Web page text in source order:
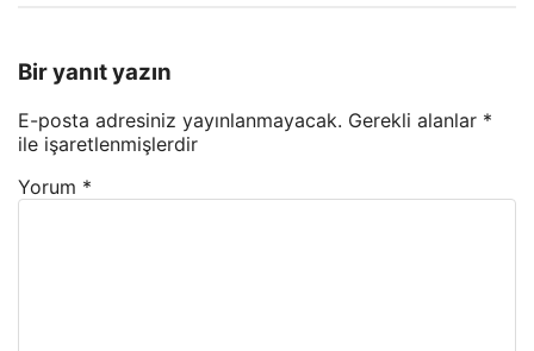
Bir yanıt yazın
E-posta adresiniz yayınlanmayacak. Gerekli alanlar *
ile işaretlenmişlerdir
Yorum *